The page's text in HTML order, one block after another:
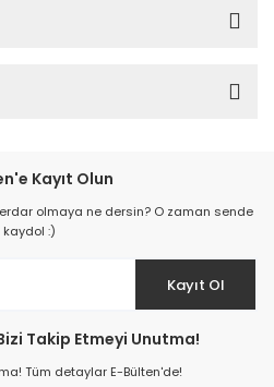
Kayıt Olun
olmaya ne dersin? O zaman sende
kaydol :)
Kayıt Ol
Takip Etmeyi Unutma!
Tüm detaylar E-Bülten'de!